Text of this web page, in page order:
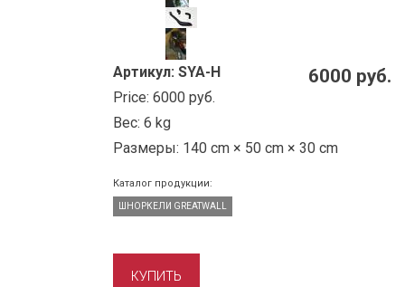
6000 руб.
Артикул: SYA-H
Price: 6000 руб.
Вес: 6 kg
Размеры: 140 cm × 50 cm × 30 cm
Каталог продукции:
ШНОРКЕЛИ GREATWALL